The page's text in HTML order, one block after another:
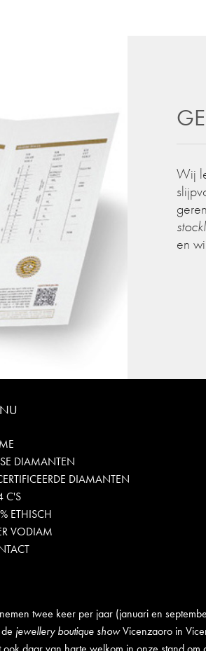
Wij
en
DIAMANTEN
DIAMANTEN
C'S
ETHISCH
VODIAM
twee keer per jaar (januari en
jewellery boutique showVicenzaoro in